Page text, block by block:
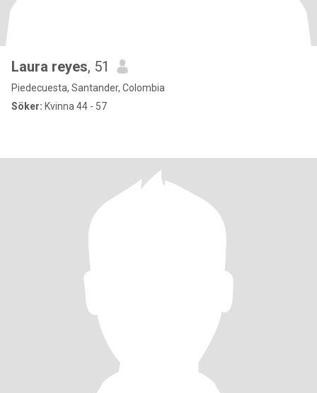
Laura reyes, 51
Piedecuesta, Santander, Colombia
Söker: Kvinna 44 - 57